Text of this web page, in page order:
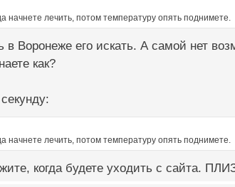
начнете лечить, потом температуру опять поднимете.
в Воронеже его искать. А самой нет
как?
начнете лечить, потом температуру опять поднимете.
когда будете уходить с сайта.